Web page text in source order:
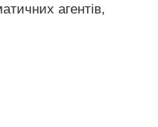
агентів,